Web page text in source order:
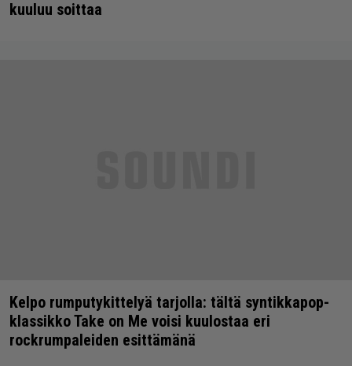
kuuluu soittaa
Kelpo rumputykittelyä tarjolla: tältä syntikkapop-
klassikko Take on Me voisi kuulostaa eri
rockrumpaleiden esittämänä